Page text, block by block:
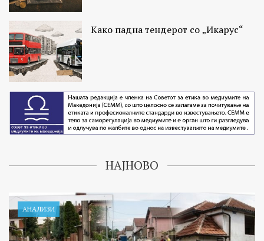
Како падна тендерот со „Икарус“
НАЈНОВО
АНАЛИЗИ